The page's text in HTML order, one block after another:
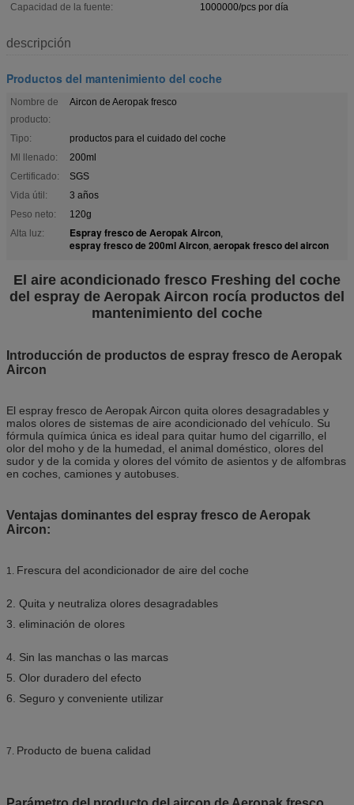
Capacidad de la fuente:
1000000/pcs por día
descripción
Productos del mantenimiento del coche
Nombre de
producto:
Aircon de Aeropak fresco
Tipo:
productos para el cuidado del coche
Ml llenado:
200ml
Certificado:
SGS
Vida útil:
3 años
Peso neto:
120g
Alta luz:
Espray fresco de Aeropak Aircon,
espray fresco de 200ml Aircon, aeropak fresco del aircon
El aire acondicionado fresco Freshing del coche
del espray de Aeropak Aircon rocía productos del
mantenimiento del coche
Introducción de productos de espray fresco de Aeropak
Aircon
El espray fresco de Aeropak Aircon quita olores desagradables y
malos olores de sistemas de aire acondicionado del vehículo. Su
fórmula química única es ideal para quitar humo del cigarrillo, el
olor del moho y de la humedad, el animal doméstico, olores del
sudor y de la comida y olores del vómito de asientos y de alfombras
en coches, camiones y autobuses.
Ventajas dominantes del espray fresco de Aeropak
Aircon:
1. Frescura del acondicionador de aire del coche
2. Quita y neutraliza olores desagradables
3. eliminación de olores
4. Sin las manchas o las marcas
5. Olor duradero del efecto
6. Seguro y conveniente utilizar
7. Producto de buena calidad